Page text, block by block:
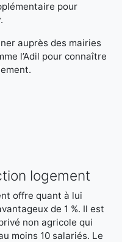
pour
.
auprès des mairies
l’Adil pour connaître
logement
offre quant à lui
de 1 %. Il est
non agricole qui
moins 10 salariés. Le